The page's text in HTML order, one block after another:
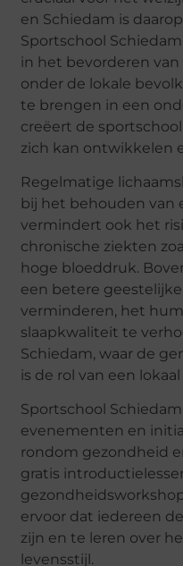
en Schiedam is
Sportschool
in het bevorderen
onder de lokale
te brengen in een
creëert de
zich kan ontwikkelen
Regelmatige
bij het behouden van
vermindert ook het
chronische ziekten
hoge bloeddruk.
een betere
verminderen, het
slaapkwaliteit te
Schiedam, waar de
is de rol van een
Sportschool
evenementen en
rondom gezondheid
gratis
ervoor dat iedereen
zijn en te leren over
levensstijl.